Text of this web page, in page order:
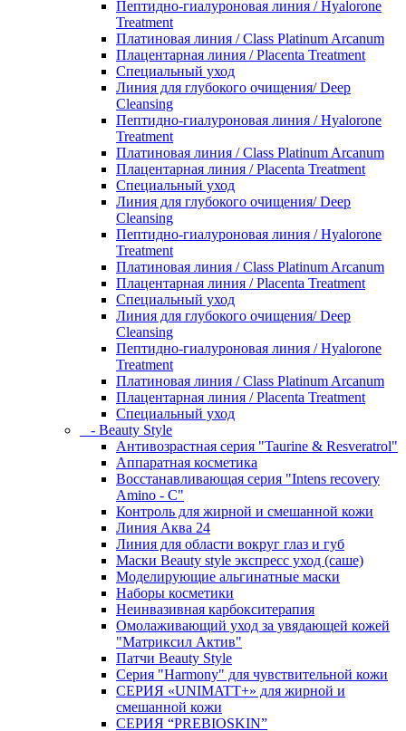
Пептидно-гиалуроновая линия / Hyalorone
Treatment
Платиновая линия / Class Platinum Arcanum
Плацентарная линия / Placenta Treatment
Специальный уход
Линия для глубокого очищения/ Deep
Cleansing
Пептидно-гиалуроновая линия / Hyalorone
Treatment
Платиновая линия / Class Platinum Arcanum
Плацентарная линия / Placenta Treatment
Специальный уход
Линия для глубокого очищения/ Deep
Cleansing
Пептидно-гиалуроновая линия / Hyalorone
Treatment
Платиновая линия / Class Platinum Arcanum
Плацентарная линия / Placenta Treatment
Специальный уход
Линия для глубокого очищения/ Deep
Cleansing
Пептидно-гиалуроновая линия / Hyalorone
Treatment
Платиновая линия / Class Platinum Arcanum
Плацентарная линия / Placenta Treatment
Специальный уход
- Beauty Style
Антивозрастная серия "Taurine & Resveratrol"
Аппаратная косметика
Восстанавливающая серия "Intens recovery
Amino - C"
Контроль для жирной и смешанной кожи
Линия Аква 24
Линия для области вокруг глаз и губ
Маски Beauty style экспресс уход (саше)
Моделирующие альгинатные маски
Наборы косметики
Неинвазивная карбокситерапия
Омолаживающий уход за увядающей кожей
"Матриксил Актив"
Патчи Beauty Style
Серия "Harmony" для чувствительной кожи
СЕРИЯ «UNIMATT+» для жирной и
смешанной кожи
СЕРИЯ “PREBIOSKIN”